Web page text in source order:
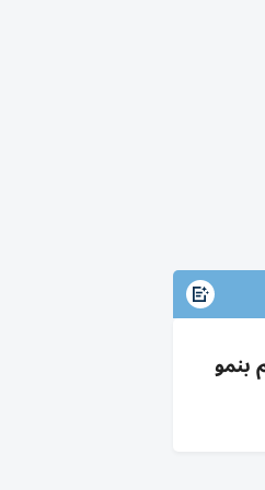
التشغيلي 119 مليون درهم بنمو